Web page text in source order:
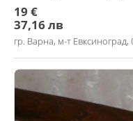
19 €
37,16 лв
гр. Варна, м-т Евксиноград,